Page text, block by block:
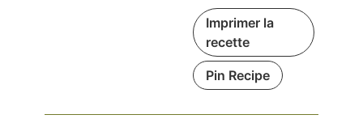
Imprimer la
recette
Pin Recipe